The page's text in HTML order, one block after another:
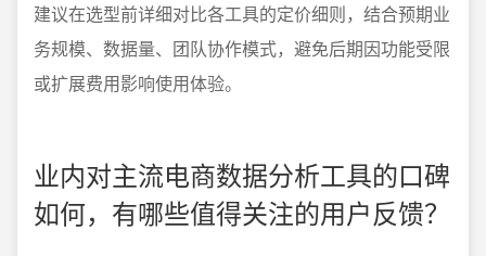
建议在选型前详细对比各工具的定价细则，结合预期业
务规模、数据量、团队协作模式，避免后期因功能受限
或扩展费用影响使用体验。
业内对主流电商数据分析工具的口碑
如何，有哪些值得关注的用户反馈？